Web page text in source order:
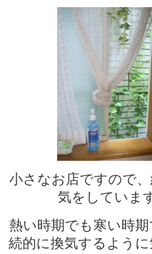
小さなお店ですので
気をしていま
熱い時期でも寒い時
続的に換気するように